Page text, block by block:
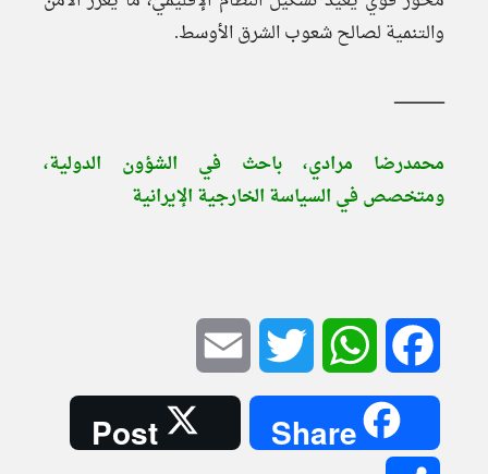
والتنمية لصالح شعوب الشرق الأوسط.
ـــــــــــــــــــــــ
محمدرضا مرادي، باحث في الشؤون الدولية،
ومتخصص في السياسة الخارجية الإيرانية
Facebook
WhatsApp
Twitter
Share
Post